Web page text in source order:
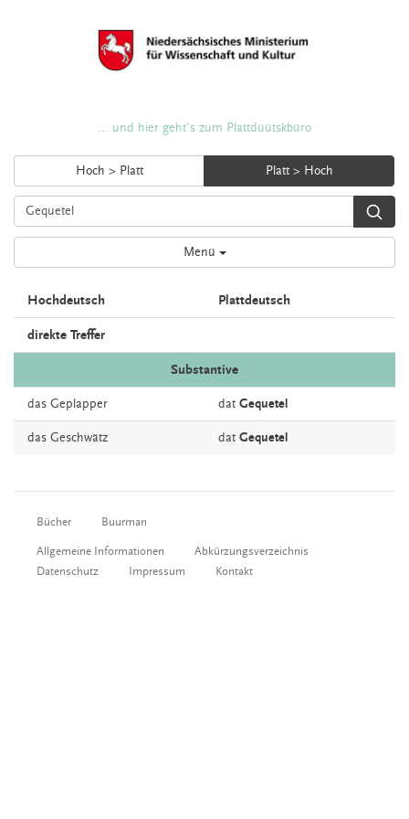
... und hier geht's zum Plattdüütskbüro
Hoch > Platt Platt > Hoch
Menü
Hochdeutsch Plattdeutsch
direkte Treffer
Substantive
das Geplapper dat Gequetel
das Geschwätz dat Gequetel
Bücher Buurman
Allgemeine Informationen
Abkürzungsverzeichnis
Datenschutz
Impressum Kontakt